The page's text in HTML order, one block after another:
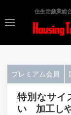
住生活産業総
プレミアム会員
特別なサイ
い 加工し